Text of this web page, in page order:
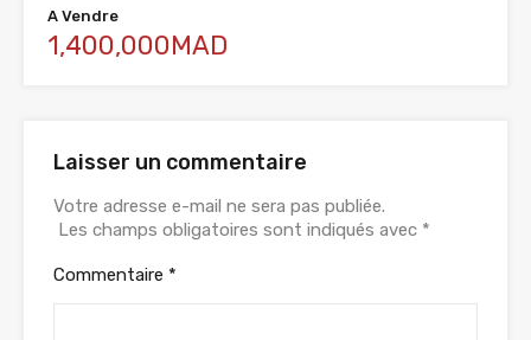
A Vendre
1,400,000MAD
Laisser un commentaire
Votre adresse e-mail ne sera pas publiée.
Les champs obligatoires sont indiqués avec *
Commentaire *